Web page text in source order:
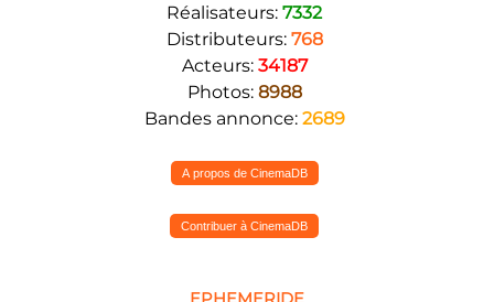
Réalisateurs: 7332
Distributeurs: 768
Acteurs: 34187
Photos: 8988
Bandes annonce: 2689
A propos de CinemaDB
Contribuer à CinemaDB